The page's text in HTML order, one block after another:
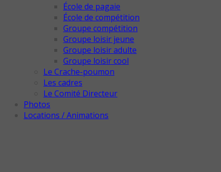
École de pagaie
École de compétition
Groupe compétition
Groupe loisir jeune
Groupe loisir adulte
Groupe loisir cool
Le Crache-poumon
Les cadres
Le Comité Directeur
Photos
Locations / Animations